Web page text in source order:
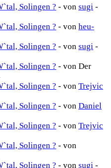
Solingen ? - von sugi -
Solingen ? - von heu-
Solingen ? - von sugi -
Solingen ? - von Der
Solingen ? - von Trejvic
Solingen ? - von Daniel
Solingen ? - von Trejvic
Solingen ? - von
Solingen ? - von sugi -